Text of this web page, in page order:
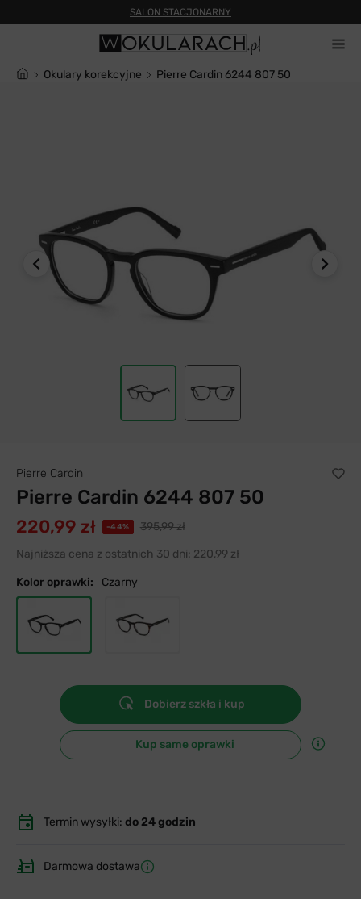
Okulary korekcyjne Pierre Cardin 6244 807 50
Pierre Cardin
Pierre Cardin 6244 807 50
220,99 zł -44%
395,99 zł
Najniższa cena z ostatnich 30 dni: 220,99 zł
Kolor oprawki: Czarny
Dobierz szkła i kup
Kup same oprawki
Termin wysyłki: do 24 godzin
Darmowa dostawa